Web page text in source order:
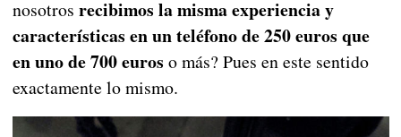
nosotros recibimos la misma experiencia y
características en un teléfono de 250 euros que
en uno de 700 euros o más? Pues en este sentido
exactamente lo mismo.